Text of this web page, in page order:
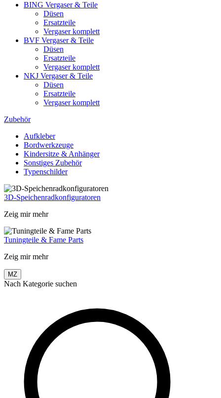
BING Vergaser & Teile
Düsen
Ersatzteile
Vergaser komplett
BVF Vergaser & Teile
Düsen
Ersatzteile
Vergaser komplett
NKJ Vergaser & Teile
Düsen
Ersatzteile
Vergaser komplett
Zubehör
Aufkleber
Bordwerkzeuge
Kindersitze & Anhänger
Sonstiges Zubehör
Typenschilder
3D-Speichenradkonfiguratoren
Zeig mir mehr
Tuningteile & Fame Parts
Zeig mir mehr
MZ
Nach Kategorie suchen